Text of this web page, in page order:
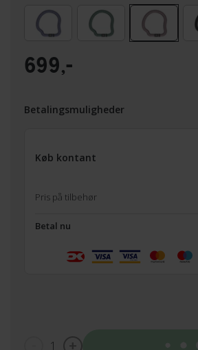
699,-
Betalingsmuligheder
Køb kontant
Pris på tilbehør
Betal nu
1